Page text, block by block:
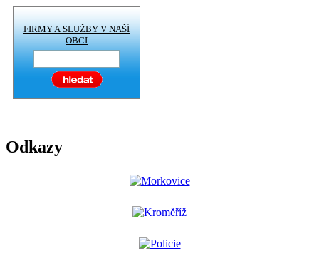
FIRMY A SLUŽBY V NAŠÍ
OBCI
Odkazy